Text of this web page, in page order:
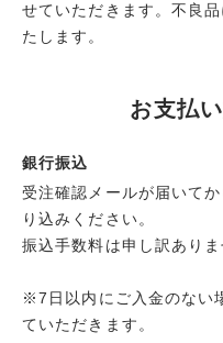
せていただきます。不良
たします。
お支払
銀行振込
受注確認メールが届いて
り込みください。
振込手数料は申し訳あり
※7日以内にご入金のない
ていただきます。